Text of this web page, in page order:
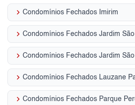
keyboard_arrow_right Condomínios Fechados Imirim
keyboard_arrow_right Condomínios Fechados Jardim
keyboard_arrow_right Condomínios Fechados Jardim
keyboard_arrow_right Condomínios Fechados Lauzane
keyboard_arrow_right Condomínios Fechados Parque